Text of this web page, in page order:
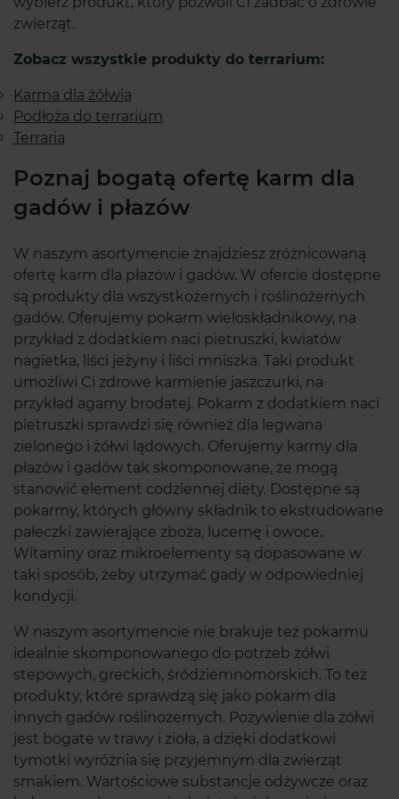
zwierząt.
Zobacz wszystkie produkty do terrarium:
Karma dla żółwia
Podłoża do terrarium
Terraria
Poznaj bogatą ofertę karm dla
gadów i płazów
W naszym asortymencie znajdziesz zróżnicowaną
ofertę karm dla płazów i gadów. W ofercie dostępne
są produkty dla wszystkożernych i roślinożernych
gadów. Oferujemy pokarm wieloskładnikowy, na
przykład z dodatkiem naci pietruszki, kwiatów
nagietka, liści jeżyny i liści mniszka. Taki produkt
umożliwi Ci zdrowe karmienie jaszczurki, na
przykład agamy brodatej. Pokarm z dodatkiem naci
pietruszki sprawdzi się również dla legwana
zielonego i żółwi lądowych. Oferujemy karmy dla
płazów i gadów tak skomponowane, że mogą
stanowić element codziennej diety. Dostępne są
pokarmy, których główny składnik to ekstrudowane
pałeczki zawierające zboża, lucernę i owoce.
Witaminy oraz mikroelementy są dopasowane w
taki sposób, żeby utrzymać gady w odpowiedniej
kondycji.
W naszym asortymencie nie brakuje też pokarmu
idealnie skomponowanego do potrzeb żółwi
stepowych, greckich, śródziemnomorskich. To też
produkty, które sprawdzą się jako pokarm dla
innych gadów roślinożernych. Pożywienie dla żółwi
jest bogate w trawy i zioła, a dzięki dodatkowi
tymotki wyróżnia się przyjemnym dla zwierząt
smakiem. Wartościowe substancje odżywcze oraz